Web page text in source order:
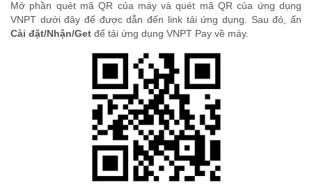
Mở phần quét mã QR của máy và quét mã QR của ứng dụng
VNPT dưới đây để được dẫn đến link tải ứng dụng. Sau đó, ấn
Cài đặt/Nhận/Get để tải ứng dụng VNPT Pay về máy.